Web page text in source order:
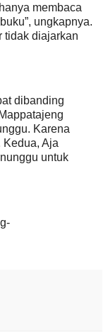
membaca
ungkapnya.
tidak diajarkan
dibanding
Karena
Kedua, Aja
untuk